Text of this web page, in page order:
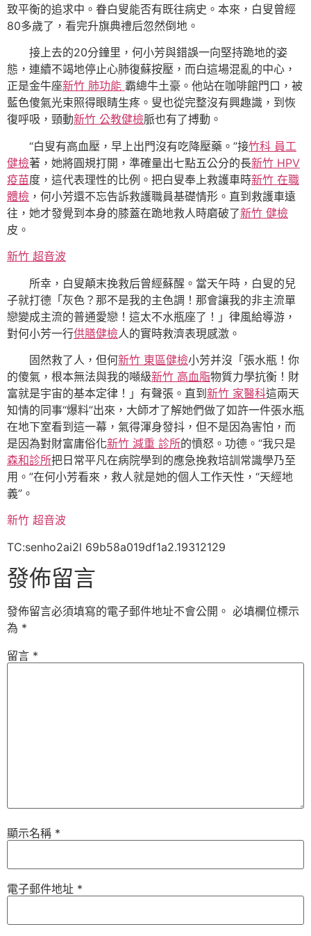
致平衡的追求中。眷白叟能否有既往病史。本來，白叟曾經
80多歲了，看完升旗典禮后忽然倒地。
接上去的20分鐘里，何小芳與錯誤一向堅持跪地的姿
態，連續不竭地停止心肺復蘇按壓，而白這場混亂的中心，
正是金牛座新竹 肺功能 霸總牛土豪。他站在咖啡館門口，被
藍色傻氣光束照得眼睛生疼。叟也從完整沒有興趣識，到恢
復呼吸，頸動新竹 公教健檢脈也有了搏動。
“白叟有高血壓，早上出門沒有吃降壓藥。”接竹科 員工
健檢著，她將圓規打開，準確量出七點五公分的長新竹 HPV
疫苗度，這代表理性的比例。把白叟奉上救護車時新竹 在職
體檢 ，何小芳還不忘告訴救護職員基礎情形。直到救護車遠
往，她才發覺到本身的膝蓋在跪地救人時磨破了新竹 健檢
皮。
新竹 超音波
所幸，白叟顛末挽救后曾經蘇醒。當天午時，白叟的兒
子就打德「灰色？那不是我的主色調！那會讓我的非主流單
戀變成主流的普通愛戀！這太不水瓶座了！」律風給導游，
對何小芳一行供膳健檢人的實時救濟表現感激。
固然救了人，但何新竹 東區健檢小芳并沒「張水瓶！你
的傻氣，根本無法與我的噸級新竹 高血脂物質力學抗衡！財
富就是宇宙的基本定律！」有聲張。直到新竹 家醫科這兩天
知情的同事“爆料”出來，大師才了解她們做了如許一件張水瓶
在地下室看到這一幕，氣得渾身發抖，但不是因為害怕，而
是因為對財富庸俗化新竹 減重 診所的憤怒。功德。“我只是
森和診所把日常平凡在病院學到的應急挽救培訓常識學乃至
用。”在何小芳看來，救人就是她的個人工作天性，“天經地
義”。
新竹 超音波
TC:senho2ai2l 69b58a019df1a2.19312129
發佈留言
發佈留言必須填寫的電子郵件地址不會公開。 必填欄位標示
為 *
留言 *
顯示名稱 *
電子郵件地址 *